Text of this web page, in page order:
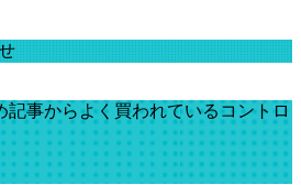
記事からよく買われているコントロ